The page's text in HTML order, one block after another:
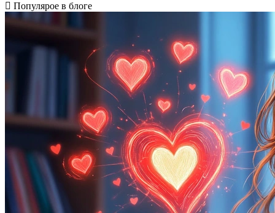
Популярое в блоге